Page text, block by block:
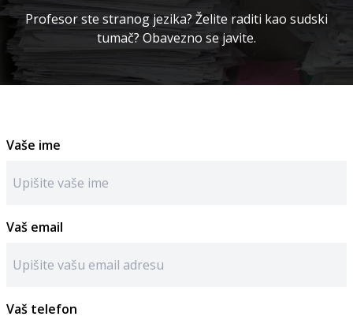
Profesor ste stranog jezika? Želite raditi kao sudski
tumač? Obavezno se javite.
Vaše ime
Vaš email
Vaš telefon